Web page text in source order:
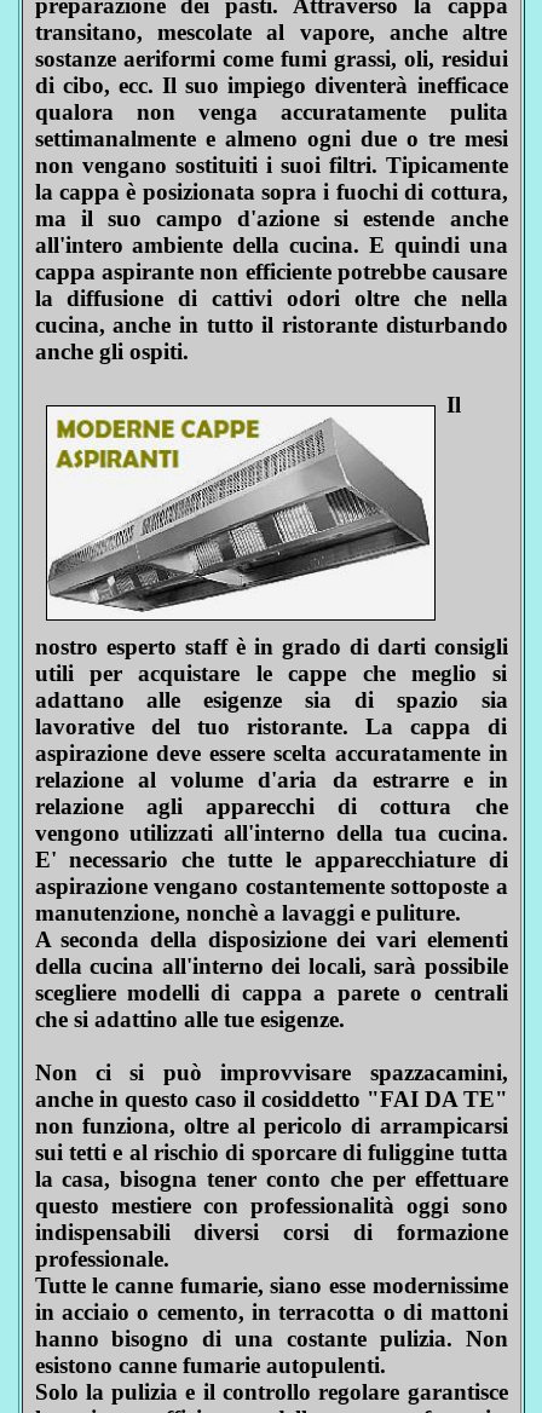
transitano, mescolate al vapore, anche altre
sostanze aeriformi come fumi grassi, oli, residui
di cibo, ecc. Il suo impiego diventerà inefficace
qualora non venga accuratamente pulita
settimanalmente e almeno ogni due o tre mesi
non vengano sostituiti i suoi filtri. Tipicamente
la cappa è posizionata sopra i fuochi di cottura,
ma il suo campo d'azione si estende anche
all'intero ambiente della cucina. E quindi una
cappa aspirante non efficiente potrebbe causare
la diffusione di cattivi odori oltre che nella
cucina, anche in tutto il ristorante disturbando
anche gli ospiti.
Il
nostro esperto staff è in grado di darti consigli
utili per acquistare le cappe che meglio si
adattano alle esigenze sia di spazio sia
lavorative del tuo ristorante. La cappa di
aspirazione deve essere scelta accuratamente in
relazione al volume d'aria da estrarre e in
relazione agli apparecchi di cottura che
vengono utilizzati all'interno della tua cucina.
E' necessario che tutte le apparecchiature di
aspirazione vengano costantemente sottoposte a
manutenzione, nonchè a lavaggi e puliture.
A seconda della disposizione dei vari elementi
della cucina all'interno dei locali, sarà possibile
scegliere modelli di cappa a parete o centrali
che si adattino alle tue esigenze.
Non ci si può improvvisare spazzacamini,
anche in questo caso il cosiddetto "FAI DA TE"
non funziona, oltre al pericolo di arrampicarsi
sui tetti e al rischio di sporcare di fuliggine tutta
la casa, bisogna tener conto che per effettuare
questo mestiere con professionalità oggi sono
indispensabili diversi corsi di formazione
professionale.
Tutte le canne fumarie, siano esse modernissime
in acciaio o cemento, in terracotta o di mattoni
hanno bisogno di una costante pulizia. Non
esistono canne fumarie autopulenti.
Solo la pulizia e il controllo regolare garantisce